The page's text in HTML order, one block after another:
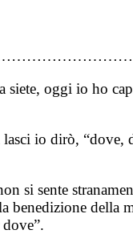
siete, oggi io ho
io dirò, “dove,
si sente
benedizione della